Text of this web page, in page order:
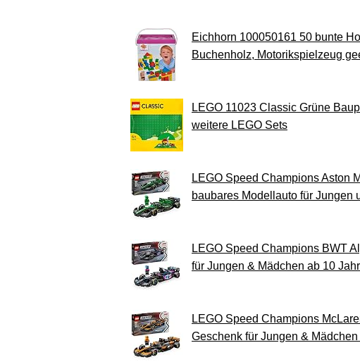
Eichhorn 100050161 50 bunte
Buchenholz, Motorikspielzeug
LEGO 11023 Classic Grüne
weitere LEGO Sets
LEGO Speed Champions Aston
baubares Modellauto für Jungen
LEGO Speed Champions BWT
für Jungen & Mädchen ab 10
LEGO Speed Champions
Geschenk für Jungen &